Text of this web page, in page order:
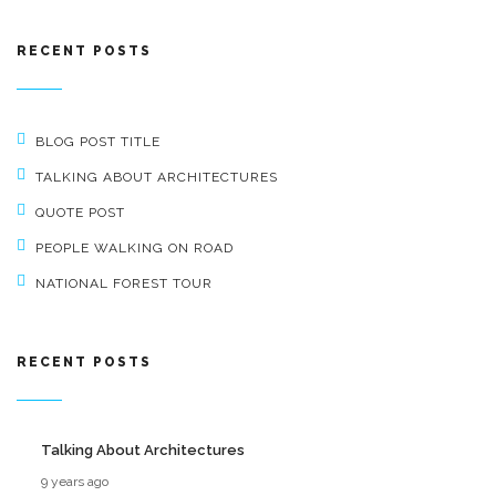
RECENT POSTS
BLOG POST TITLE
TALKING ABOUT ARCHITECTURES
QUOTE POST
PEOPLE WALKING ON ROAD
NATIONAL FOREST TOUR
RECENT POSTS
Talking About Architectures
9 years ago